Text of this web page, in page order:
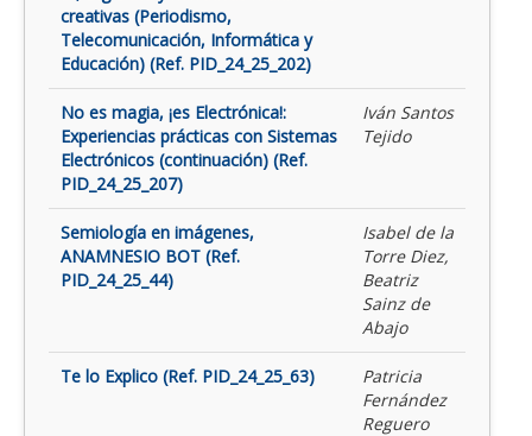
creativas (Periodismo,
Telecomunicación, Informática y
Educación) (Ref. PID_24_25_202)
No es magia, ¡es Electrónica!:
Experiencias prácticas con Sistemas
Electrónicos (continuación) (Ref.
PID_24_25_207)
Iván Santos
Tejido
Semiología en imágenes,
ANAMNESIO BOT (Ref.
PID_24_25_44)
Isabel de la
Torre Diez,
Beatriz
Sainz de
Abajo
Te lo Explico (Ref. PID_24_25_63)
Patricia
Fernández
Reguero